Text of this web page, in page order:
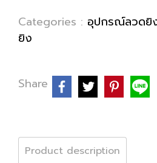
Categories : อุปกรณ์ลวดยิ
ยิง
Share
Product description